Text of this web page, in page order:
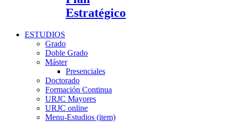
Estratégico
ESTUDIOS
Grado
Doble Grado
Máster
Presenciales
Doctorado
Formación Continua
URJC Mayores
URJC online
Menu-Estudios (item)